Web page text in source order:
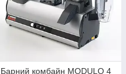
Барний комбайн MODULO 4